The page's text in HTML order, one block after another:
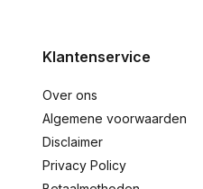
Klantenservice
Over ons
Algemene voorwaarden
Disclaimer
Privacy Policy